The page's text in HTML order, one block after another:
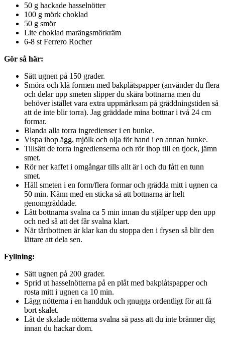
50 g hackade hasselnötter
100 g mörk choklad
50 g smör
Lite choklad marängsmörkräm
6-8 st Ferrero Rocher
Gör så här:
Sätt ugnen på 150 grader.
Smöra och klä formen med bakplåtspapper (använder du flera
och delar upp smeten slipper du skära bottnarna men du
behöver istället vara extra uppmärksam på gräddningstiden så
att de inte blir torra). Jag gräddade mina bottnar i två 24 cm
formar.
Blanda alla torra ingredienser i en bunke.
Vispa ihop ägg, mjölk och olja för hand i en annan bunke.
Tillsätt de torra ingredienserna och rör ihop till en tjock, jämn
smet.
Rör ner kaffet i omgångar tills allt är i och du fått en tunn
smet.
Häll smeten i en form/flera formar och grädda mitt i ugnen ca
50 min. Känn med en sticka så att bottnarna är helt
genomgräddade.
Lått bottnarna svalna ca 5 min innan du stjälper upp den upp
och ned så att det får svalna klart.
När tårtbottnen är klar kan du stoppa den i frysen så blir den
lättare att dela sen.
Fyllning:
Sätt ugnen på 200 grader.
Sprid ut hasselnötterna på en plåt med bakplåtspapper och
rosta mitt i ugnen ca 10 min.
Lägg nötterna i en handduk och gnugga ordentligt för att få
bort skalet.
Låt de skalade nötterna svalna så pass att du inte bränner dig
innan du hackar dom.